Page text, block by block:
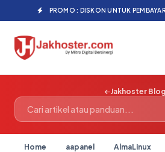
PROMO : DISKON UNTUK
Jakhoster Blog
Home aapanel AlmaLinux